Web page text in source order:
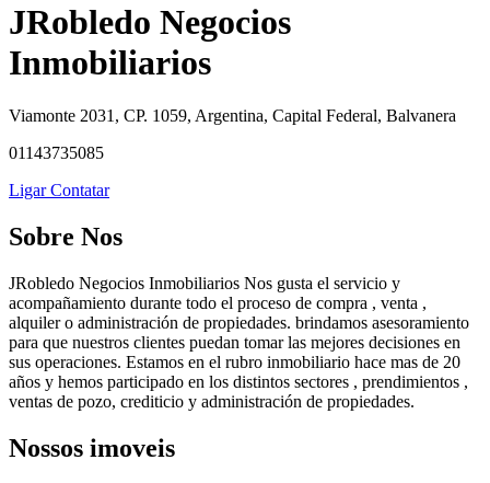
JRobledo Negocios
Inmobiliarios
Viamonte 2031, CP. 1059, Argentina, Capital Federal, Balvanera
01143735085
LigarContatar
Sobre Nos
JRobledo Negocios Inmobiliarios Nos gusta el servicio y
acompañamiento durante todo el proceso de compra , venta ,
alquiler o administración de propiedades. brindamos asesoramiento
para que nuestros clientes puedan tomar las mejores decisiones en
sus operaciones. Estamos en el rubro inmobiliario hace mas de 20
años y hemos participado en los distintos sectores , prendimientos ,
ventas de pozo, crediticio y administración de propiedades.
Nossos imoveis